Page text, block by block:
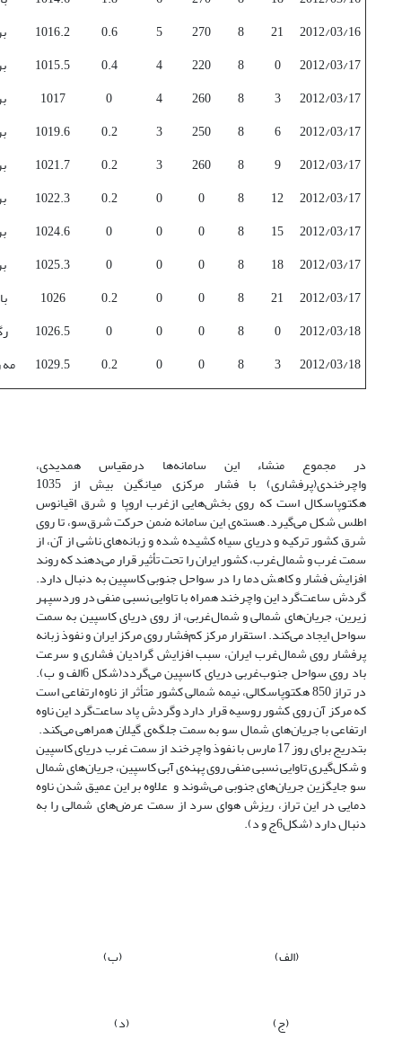
2012/03/16
21
8
270
5
0.6
1016.2
2012/03/17
0
8
220
4
0.4
1015.5
2012/03/17
3
8
260
4
0
1017
2012/03/17
6
8
250
3
0.2
1019.6
2012/03/17
9
8
260
3
0.2
1021.7
2012/03/17
12
8
0
0
0.2
1022.3
2012/03/17
15
8
0
0
0
1024.6
2012/03/17
18
8
0
0
0
1025.3
2012/03/17
21
8
0
0
0.2
1026
2012/03/18
0
8
0
0
0
1026.5
2012/03/18
3
8
0
0
0.2
1029.5
در مجموع منشاء این سامانه‌ها درمقیاس همدیدی،
واچرخندی(پرفشاری‌) با فشار مرکزی میانگین بیش از 1035
هکتوپاسکال است که روی بخش‌هایی ازغرب اروپا و شرق اقیانوس
اطلس شکل می‌گیرد. هسته‌ی این سامانه ضمن حرکت شرق‌سو، تا روی
شرق کشور ترکیه و دریای سیاه کشیده شده و زبانه‌های ناشی از آن، از
سمت غرب و شمال‌غرب، کشور ایران را تحت تأثیر قرار می‌دهند که روند
افزایش فشار و کاهش دما را در سواحل جنوبی کاسپین به دنبال دارد.
گردش ساعت‌گرد این واچرخند همراه با تاوایی نسبی منفی در وردسپهر
زیرین، جریان‌های شمالی و شمال‌غربی، از روی دریای کاسپین به سمت
سواحل ایجاد می‌کند‌. استقرار مرکز کم‌فشار روی مرکز ایران و نفوذ زبانه
پرفشار روی شمال‌غرب ایران، سبب افزایش گرادیان فشاری و سرعت
باد روی سواحل جنوب‌غربی دریای کاسپین می‌گردد(شکل 6الف و ب).
در تراز 850 هکتوپاسکالی، نیمه شمالی کشور متأثر از ناوه ارتفاعی است
که مرکز آن روی کشور روسیه قرار دارد وگردش پاد ساعت‌گرد این ناوه
ارتفاعی با جریان‌های شمال سو به سمت جلگه‌ی گیلان همراهی می‌کند.
بتدریج برای روز 17 مارس با نفوذ واچرخند از سمت غرب دریای کاسپین
و شکل‌گیری تاوایی نسبی منفی روی پهنه‌ی آبی کاسپین، جریان‌های شمال
سو جایگزین جریان‌های جنوبی می‌شوند و علاوه بر این عمیق شدن ناوه
دمایی در این تراز، ریزش هوای سرد از سمت عرض‌های شمالی را به
دنبال دارد ‌(شکل‌6‌ج و د).
(الف) (ب)
(ج) (د)